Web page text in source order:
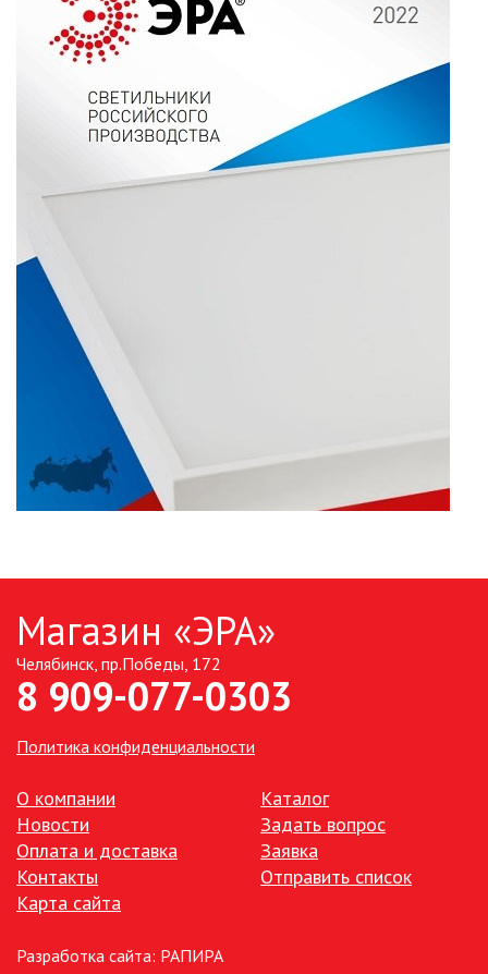
Магазин «ЭРА»
Челябинск, пр.Победы, 172
8 909-077-0303
Политика конфиденциальности
О компании
Новости
Оплата и доставка
Контакты
Карта сайта
Каталог
Задать вопрос
Заявка
Отправить список
Разработка сайта: РАПИРА